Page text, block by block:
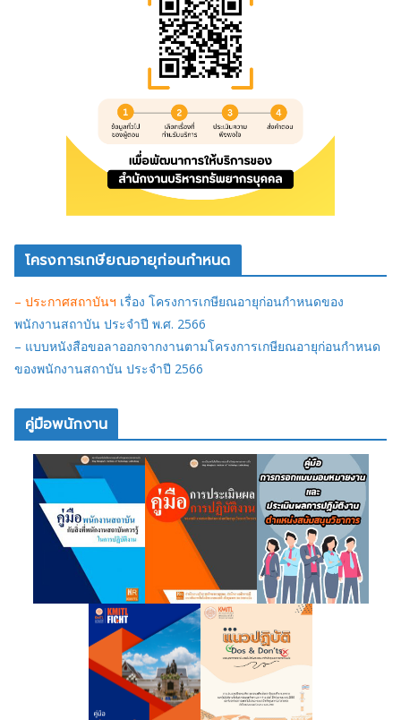
โครงการเกษียณอายุก่อนกำหนด
– ประกาศสถาบันฯ เรื่อง โครงการเกษียณอายุก่อนกำหนดของ
พนักงานสถาบัน ประจำปี พ.ศ. 2566
– แบบหนังสือขอลาออกจากงานตามโครงการเกษียณอายุก่อนกำหนด
ของพนักงานสถาบัน ประจำปี 2566
คู่มือพนักงาน